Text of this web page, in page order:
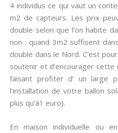
4 individus ce qui vaut un
m2 de capteurs. Les prix
double selon que l’on habite
non : quand 3m2 suffisent
double dans le Nord. C’est
soutenir et d’encourager
faisant profiter d’ un large
l’installation de votre ballon
plus qu’à1 euro}.
En maison individuelle ou